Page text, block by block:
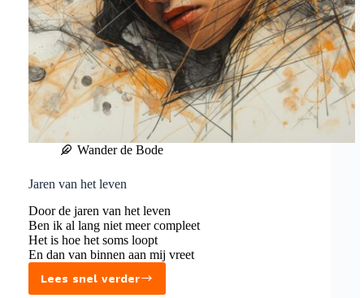
Wander de Bode
Jaren van het leven
Door de jaren van het leven
Ben ik al lang niet meer compleet
Het is hoe het soms loopt
En dan van binnen aan mij vreet
Lees snel verder
Jaren